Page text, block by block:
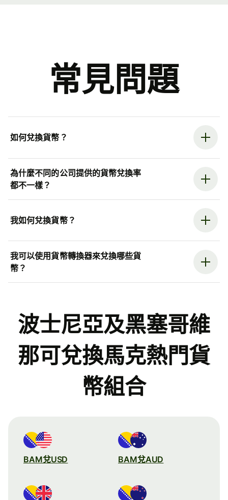
常見問題
如何兌換貨幣？
為什麼不同的公司提供的貨幣兌換率
都不一樣？
我如何兌換貨幣？
我可以使用貨幣轉換器來兌換哪些貨
幣？
波士尼亞及黑塞哥維
那可兌換馬克熱門貨
幣組合
BAM兌USD BAM兌AUD